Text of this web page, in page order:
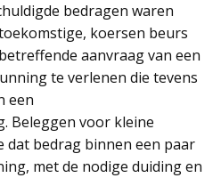
bedragen waren
koersen beurs
aanvraag van een
te verlenen die tevens
een
Beleggen voor kleine
dat bedrag binnen een paar
met de nodige duiding en